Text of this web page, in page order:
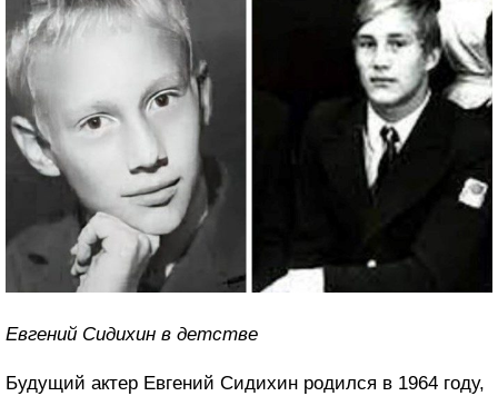
Евгений Сидихин в детстве
Будущий актер Евгений Сидихин родился в 1964 году,